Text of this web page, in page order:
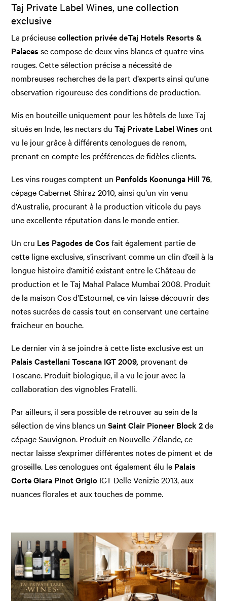
Taj Private Label Wines, une collection
exclusive
La précieusecollection privée deTaj Hotels Resorts &
Palaces se compose de deux vins blancs et quatre vins
rouges. Cette sélection précise a nécessité de
nombreuses recherches de la part d’experts ainsi qu’une
observation rigoureuse des conditions de production.
Mis en bouteille uniquement pour les hôtels de luxe Taj
situés en Inde, les nectars duTaj Private Label Wines ont
vu le jour grâce à différents œnologues de renom,
prenant en compte les préférences de fidèles clients.
Les vins rouges comptent un Penfolds Koonunga Hill 76,
cépage Cabernet Shiraz 2010, ainsi qu’un vin venu
d’Australie, procurant à la production viticole du pays
une excellente réputation dans le monde entier.
Un cru Les Pagodes de Cos fait également partie de
cette ligne exclusive, s’inscrivant comme un clin d’œil à la
longue histoire d’amitié existant entre le Château de
production et le Taj Mahal Palace Mumbai 2008. Produit
de la maison Cos d’Estournel, ce vin laisse découvrir des
notes sucrées de cassis tout en conservant une certaine
fraicheur en bouche.
Le dernier vin à se joindre à cette liste exclusive est un
Palais Castellani Toscana IGT 2009, provenant de
Toscane. Produit biologique, il a vu le jour avec la
collaboration des vignobles Fratelli.
Par ailleurs, il sera possible de retrouver au sein de la
sélection de vins blancs un Saint Clair Pioneer Block 2de
cépage Sauvignon. Produit en Nouvelle-Zélande, ce
nectar laisse s’exprimer différentes notes de piment et de
groseille. Les œnologues ont également élu le Palais
Corte Giara Pinot Grigio IGT Delle Venizie 2013, aux
nuances florales et aux touches de pomme.